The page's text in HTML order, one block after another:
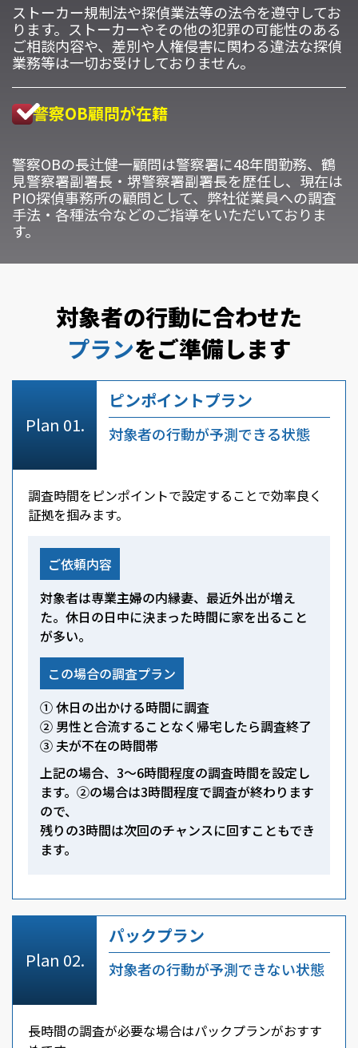
ストーカー規制法や探偵業法等の法令を遵守してお
ります。ストーカーやその他の犯罪の可能性のある
ご相談内容や、差別や人権侵害に関わる違法な探偵
業務等は一切お受けしておりません。
警察OB顧問が在籍
警察OBの長辻健一顧問は警察署に48年間勤務、鶴
見警察署副署長・堺警察署副署長を歴任し、現在は
PIO探偵事務所の顧問として、弊社従業員への調査
手法・各種法令などのご指導をいただいておりま
す。
対象者の行動に合わせた
プランをご準備します
ピンポイントプラン
対象者の行動が予測できる状態
調査時間をピンポイントで設定することで効率良く
証拠を掴みます。
ご依頼内容
対象者は専業主婦の内縁妻、最近外出が増え
た。休日の日中に決まった時間に家を出ること
が多い。
この場合の調査プラン
① 休日の出かける時間に調査
② 男性と合流することなく帰宅したら調査終了
③ 夫が不在の時間帯
上記の場合、3～6時間程度の調査時間を設定し
ます。②の場合は3時間程度で調査が終わります
ので、
残りの3時間は次回のチャンスに回すこともでき
ます。
パックプラン
対象者の行動が予測できない状態
長時間の調査が必要な場合はパックプランがおすす